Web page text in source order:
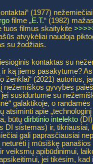
(1977)
filme „E.T.“ (1982)
tuos filmus skaitykite
atvykėliai naudoja
su žodžiais.
kontaktas su
ką jiems pasakytume?
ženklai“ (2021) autorius,
nežemiškos gyvybės
susidurtume su
galaktikoje, o
atsiminti apie
būtų dirbtinio intelekto
DI sistemas) ir,
gali paprasčiausiai
į mūsiškę
veiksmų apibūdinimui,
jei tikėsim,